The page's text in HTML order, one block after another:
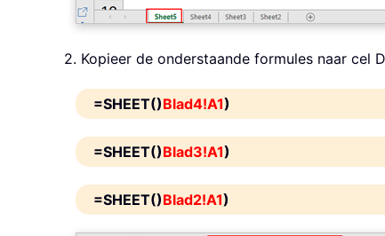
2. Kopieer de onderstaande formules naar cel
=SHEET()Blad4!A1)
=SHEET()Blad3!A1)
=SHEET()Blad2!A1)